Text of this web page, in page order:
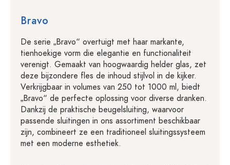
Bravo
De serie „Bravo“ overtuigt met haar markante,
tienhoekige vorm die elegantie en functionaliteit
verenigt. Gemaakt van hoogwaardig helder glas, zet
deze bijzondere fles de inhoud stijlvol in de kijker.
Verkrijgbaar in volumes van 250 tot 1000 ml, biedt
„Bravo“ de perfecte oplossing voor diverse dranken.
Dankzij de praktische beugelsluiting, waarvoor
passende sluitingen in ons assortiment beschikbaar
zijn, combineert ze een traditioneel sluitingssysteem
met een moderne esthetiek.